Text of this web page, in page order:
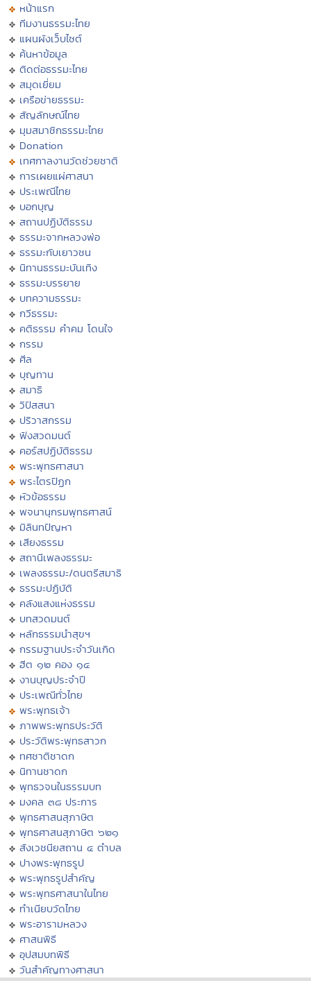
หน้าแรก
ทีมงานธรรมะไทย
แผนผังเว็บไซต์
ค้นหาข้อมูล
ติดต่อธรรมะไทย
สมุดเยี่ยม
เครือข่ายธรรมะ
สัญลักษณ์ไทย
มุมสมาชิกธรรมะไทย
Donation
เทศกาลงานวัดช่วยชาติ
การเผยแผ่ศาสนา
ประเพณีไทย
บอกบุญ
สถานปฏิบัติธรรม
ธรรมะจากหลวงพ่อ
ธรรมะกับเยาวชน
นิทานธรรมะบันเทิง
ธรรมะบรรยาย
บทความธรรมะ
กวีธรรมะ
คติธรรม คำคม โดนใจ
กรรม
ศีล
บุญทาน
สมาธิ
วิปัสสนา
ปริวาสกรรม
ฟังสวดมนต์
คอร์สปฏิบัติธรรม
พระพุทธศาสนา
พระไตรปิฏก
หัวข้อธรรม
พจนานุกรมพุทธศาสน์
มิลินทปัญหา
เสียงธรรม
สถานีเพลงธรรมะ
เพลงธรรมะ/ดนตรีสมาธิ
ธรรมะปฏิบัติ
คลังแสงแห่งธรรม
บทสวดมนต์
หลักธรรมนำสุขฯ
กรรมฐานประจำวันเกิด
ฮีต ๑๒ คอง ๑๔
งานบุญประจำปี
ประเพณีทั่วไทย
พระพุทธเจ้า
ภาพพระพุทธประวัติ
ประวัติพระพุทธสาวก
ทศชาติชาดก
นิทานชาดก
พุทธวจนในธรรมบท
มงคล ๓๘ ประการ
พุทธศาสนสุภาษิต
พุทธศาสนสุภาษิต ๖๒๑
สังเวชนียสถาน ๔ ตำบล
ปางพระพุทธรูป
พระพุทธรูปสำคัญ
พระพุทธศาสนาในไทย
ทำเนียบวัดไทย
พระอารามหลวง
ศาสนพิธี
อุปสมบทพิธี
วันสำคัญทางศาสนา